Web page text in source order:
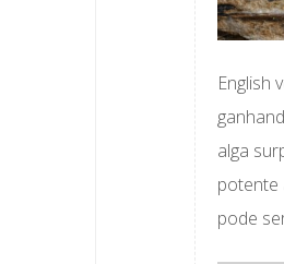
English
alga
potente
pode